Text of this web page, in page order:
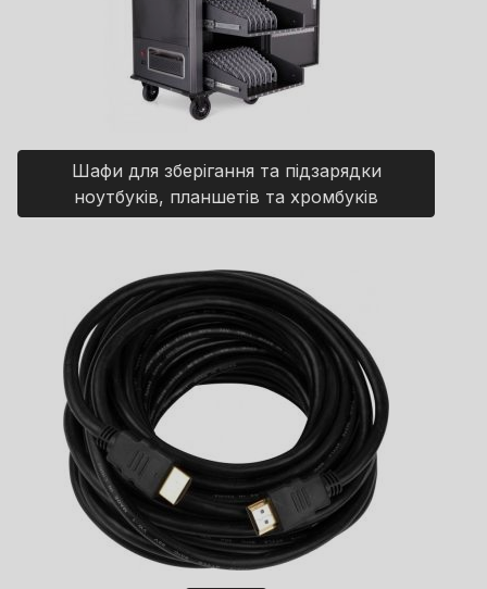
Шафи для зберігання та підзарядки
ноутбуків, планшетів та хромбуків